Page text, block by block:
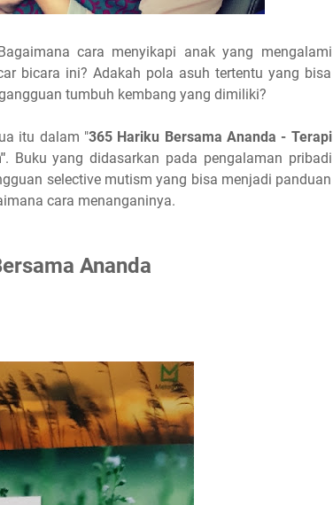
cara menyikapi anak yang mengalami
bicara ini? Adakah pola asuh tertentu yang bisa
tumbuh kembang yang dimiliki?
itu dalam "365 Hariku Bersama Ananda - Terapi
. Buku yang didasarkan pada pengalaman pribadi
selective mutism yang bisa menjadi panduan
cara menanganinya.
Ananda